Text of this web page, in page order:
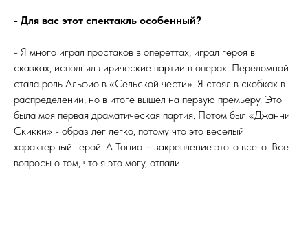
- Для вас этот спектакль особенный?
- Я много играл простаков в опереттах, играл героя в
сказках, исполнял лирические партии в операх. Переломной
стала роль Альфио в «Сельской чести». Я стоял в скобках в
распределении, но в итоге вышел на первую премьеру. Это
была моя первая драматическая партия. Потом был «Джанни
Скикки» - образ лег легко, потому что это веселый
характерный герой. А Тонио – закрепление этого всего. Все
вопросы о том, что я это могу, отпали.